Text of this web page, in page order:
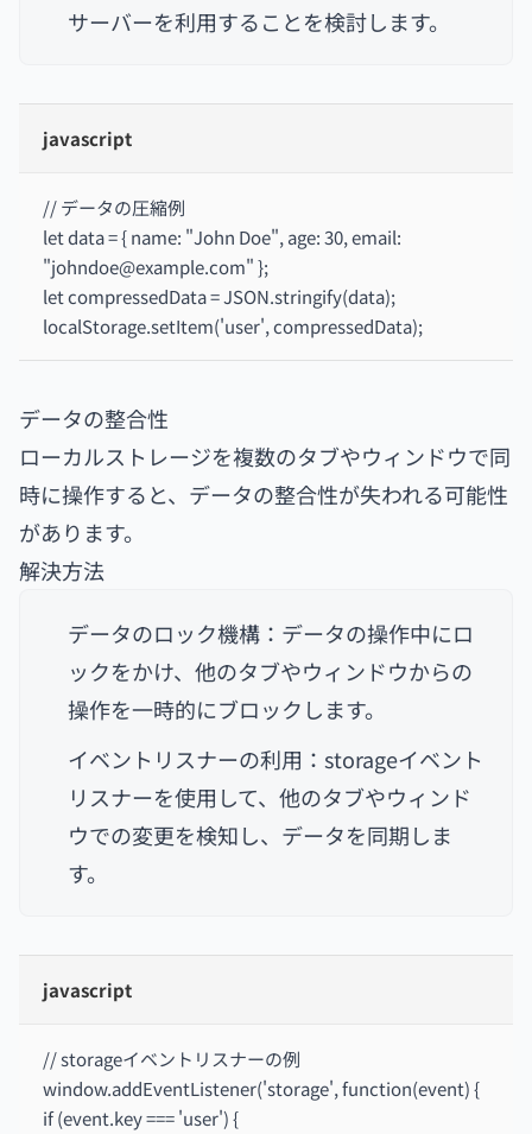
サーバーを利用することを検討します。
javascript
// データの圧縮例
let data = { name: "John Doe", age: 30, email:
"johndoe@example.com" };
let compressedData = JSON.stringify(data);
localStorage.setItem('user', compressedData);
データの整合性
ローカルストレージを複数のタブやウィンドウで同
時に操作すると、データの整合性が失われる可能性
があります。
解決方法
データのロック機構：データの操作中にロ
ックをかけ、他のタブやウィンドウからの
操作を一時的にブロックします。
イベントリスナーの利用：storageイベント
リスナーを使用して、他のタブやウィンド
ウでの変更を検知し、データを同期しま
す。
javascript
// storageイベントリスナーの例
window.addEventListener('storage', function(event) {
if (event.key === 'user') {